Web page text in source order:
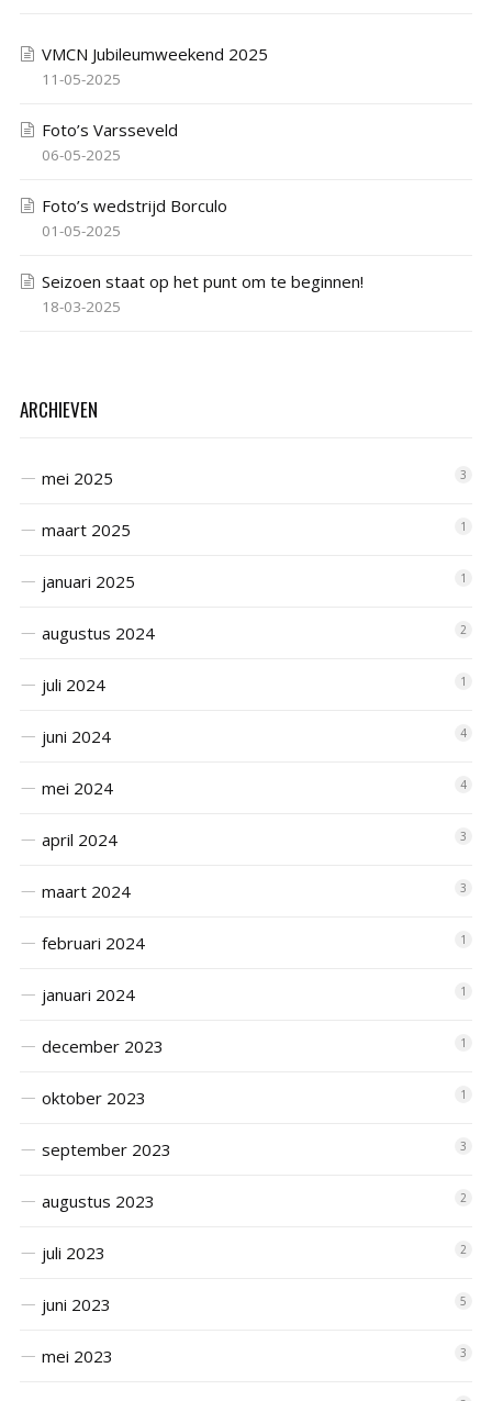
VMCN Jubileumweekend 2025
11-05-2025
Foto’s Varsseveld
06-05-2025
Foto’s wedstrijd Borculo
01-05-2025
Seizoen staat op het punt om te beginnen!
18-03-2025
ARCHIEVEN
mei 2025 3
maart 2025 1
januari 2025 1
augustus 2024 2
juli 2024 1
juni 2024 4
mei 2024 4
april 2024 3
maart 2024 3
februari 2024 1
januari 2024 1
december 2023 1
oktober 2023 1
september 2023 3
augustus 2023 2
juli 2023 2
juni 2023 5
mei 2023 3